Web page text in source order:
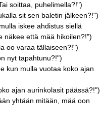
soittaa, puhelimella?!")
sit sen baletin jälkeen?!")
iskee ahdistus siellä
näkee että mää hikoilen?!")
oo varaa tällaiseen?!")
nyt tapahtunu?!")
kun mulla vuotaa koko ajan
ajan aurinkolasit päässä?!")
yhtään mitään, mää oon